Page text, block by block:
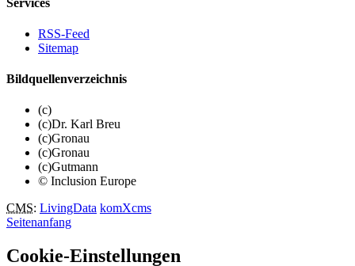
RSS-Feed
Sitemap
Bildquellenverzeichnis
(c)
(c)Dr. Karl Breu
(c)Gronau
(c)Gronau
(c)Gutmann
© Inclusion Europe
CMS: LivingData komXcms
Seitenanfang
Cookie-Einstellungen